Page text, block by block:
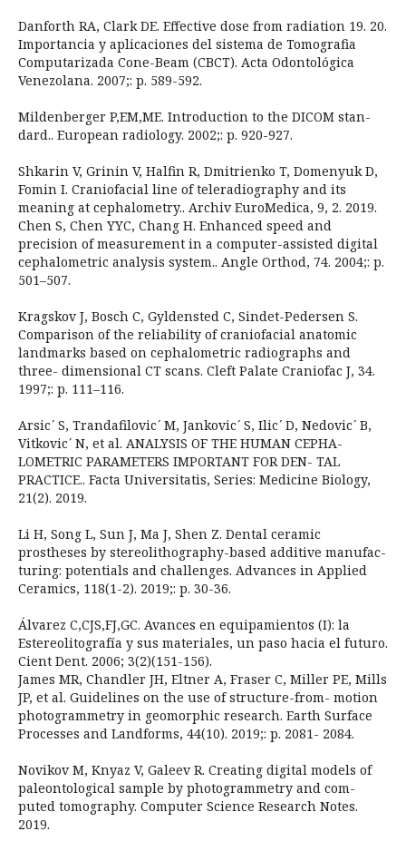
Danforth RA, Clark DE. Effective dose from radiation 19. 20.
Importancia y aplicaciones del sistema de Tomografia
Computarizada Cone-Beam (CBCT). Acta Odontológica
Venezolana. 2007;: p. 589-592.
Mildenberger P,EM,ME. Introduction to the DICOM stan-
dard.. European radiology. 2002;: p. 920-927.
Shkarin V, Grinin V, Halfin R, Dmitrienko T, Domenyuk D,
Fomin I. Craniofacial line of teleradiography and its
meaning at cephalometry.. Archiv EuroMedica, 9, 2. 2019.
Chen S, Chen YYC, Chang H. Enhanced speed and
precision of measurement in a computer-assisted digital
cephalometric analysis system.. Angle Orthod, 74. 2004;: p.
501–507.
Kragskov J, Bosch C, Gyldensted C, Sindet-Pedersen S.
Comparison of the reliability of craniofacial anatomic
landmarks based on cephalometric radiographs and
three- dimensional CT scans. Cleft Palate Craniofac J, 34.
1997;: p. 111–116.
Arsic ́ S, Trandafilovic ́ M, Jankovic ́ S, Ilic ́ D, Nedovic ́ B,
Vitkovic ́ N, et al. ANALYSIS OF THE HUMAN CEPHA-
LOMETRIC PARAMETERS IMPORTANT FOR DEN- TAL
PRACTICE.. Facta Universitatis, Series: Medicine Biology,
21(2). 2019.
Li H, Song L, Sun J, Ma J, Shen Z. Dental ceramic
prostheses by stereolithography-based additive manufac-
turing: potentials and challenges. Advances in Applied
Ceramics, 118(1-2). 2019;: p. 30-36.
Álvarez C,CJS,FJ,GC. Avances en equipamientos (I): la
Estereolitografía y sus materiales, un paso hacia el futuro.
Cient Dent. 2006; 3(2)(151-156).
James MR, Chandler JH, Eltner A, Fraser C, Miller PE, Mills
JP, et al. Guidelines on the use of structure-from- motion
photogrammetry in geomorphic research. Earth Surface
Processes and Landforms, 44(10). 2019;: p. 2081- 2084.
Novikov M, Knyaz V, Galeev R. Creating digital models of
paleontological sample by photogrammetry and com-
puted tomography. Computer Science Research Notes.
2019.